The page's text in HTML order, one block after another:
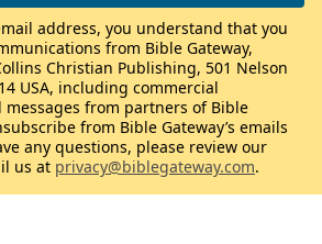
address, you understand that you
from Bible Gateway,
Christian Publishing, 501 Nelson
USA, including commercial
from partners of Bible
from Bible Gateway’s emails
any questions, please review our
us at privacy@biblegateway.com.